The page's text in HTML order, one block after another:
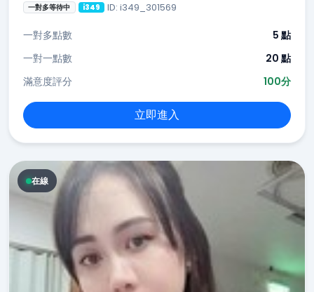
一對多等待中 i349 ID: i349_301569
一對多點數
5 點
一對一點數
20 點
滿意度評分
100分
立即進入
在線